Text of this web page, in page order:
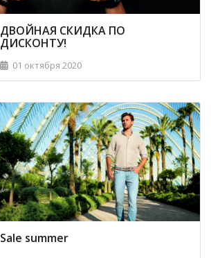
ДВОЙНАЯ СКИДКА ПО
ДИСКОНТУ!
01 октября 2020
Sale summer